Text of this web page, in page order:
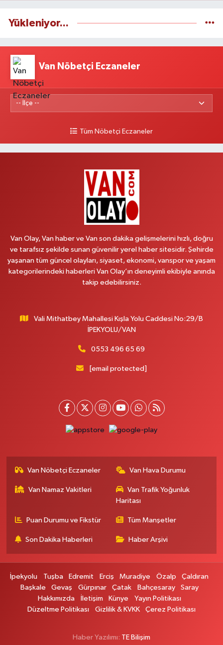
Yükleniyor...
Van Nöbetçi Eczaneler
Tüm Nöbetçi Eczaneler
Van Olay, Van haber ve Van son dakika gelişmelerini hızlı, doğru
ve tarafsız şekilde sunan güvenilir yerel haber sitesidir. Şehirde
yaşanan tüm güncel olayları, siyaset, ekonomi, vanspor ve yaşam
kategorilerindeki haberleri Van Olay’ın deneyimli ekibiyle anında
takip edebilirsiniz.
Vali Mithatbey Mahallesi Kışla Yolu Caddesi No:29/B
İPEKYOLU/VAN
0553 496 65 69
[email protected]
Van Nöbetçi Eczaneler Van Hava Durumu
Van Namaz Vakitleri
Van Trafik Yoğunluk
Haritası
Puan Durumu ve Fikstür Tüm Manşetler
Son Dakika Haberleri Haber Arşivi
İpekyolu Tuşba Edremit Erciş Muradiye Özalp
Çaldıran
Başkale
Gevaş Gürpınar Çatak Bahçesaray
Saray
Hakkımızda
İletişim Künye
Yayın Politikası
Düzeltme Politikası
Gizlilik & KVKK Çerez Politikası
Haber Yazılımı: TE Bilişim